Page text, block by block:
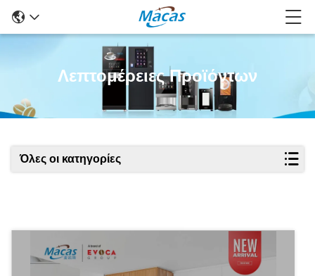
Λεπτομέρειες Προϊόντων
Όλες οι κατηγορίες